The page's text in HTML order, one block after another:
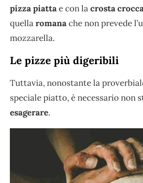
pizza piattae con lacrosta
quellaromanache non prevede
mozzarella.
Le pizze più digeribili
Tuttavia, nonostante la
speciale piatto, è necessario non
esagerare.